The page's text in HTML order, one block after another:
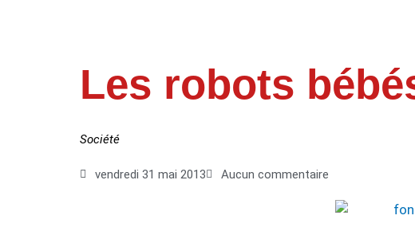
Les robots
Société
vendredi 31 mai 2013 Aucun commentaire